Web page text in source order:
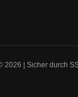
2026 | Sicher durch